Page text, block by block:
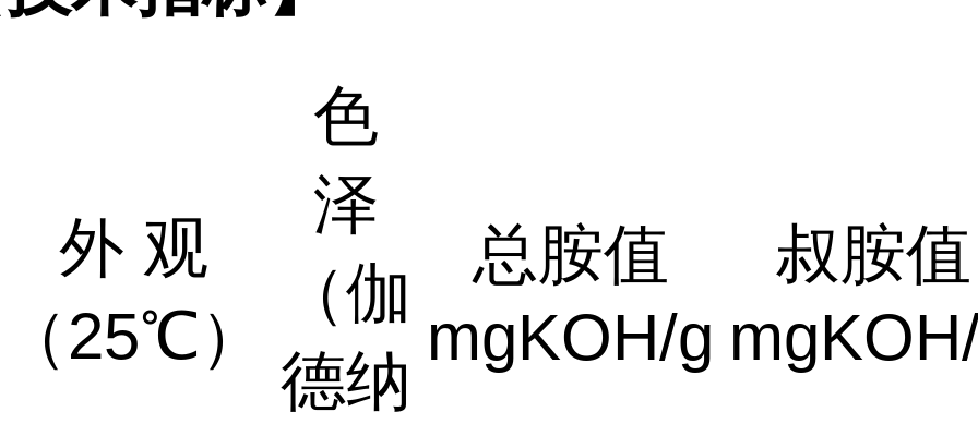
外 观
（25℃）
色
泽
（伽
德纳
总胺值
mgKOH/g
叔胺值